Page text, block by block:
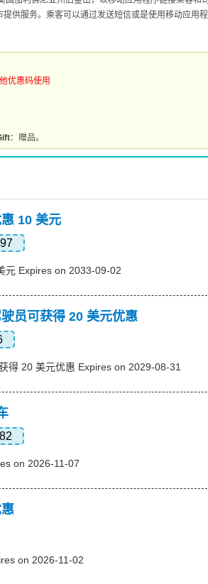
供服务。乘客可以通过发送短信或是使用移动应用
优惠码使用
：赠品。
10 美元
元 Expires on 2033-09-02
员可获得 20 美元优惠
得 20 美元优惠 Expires on 2029-08-31
on 2026-11-07
on 2026-11-02